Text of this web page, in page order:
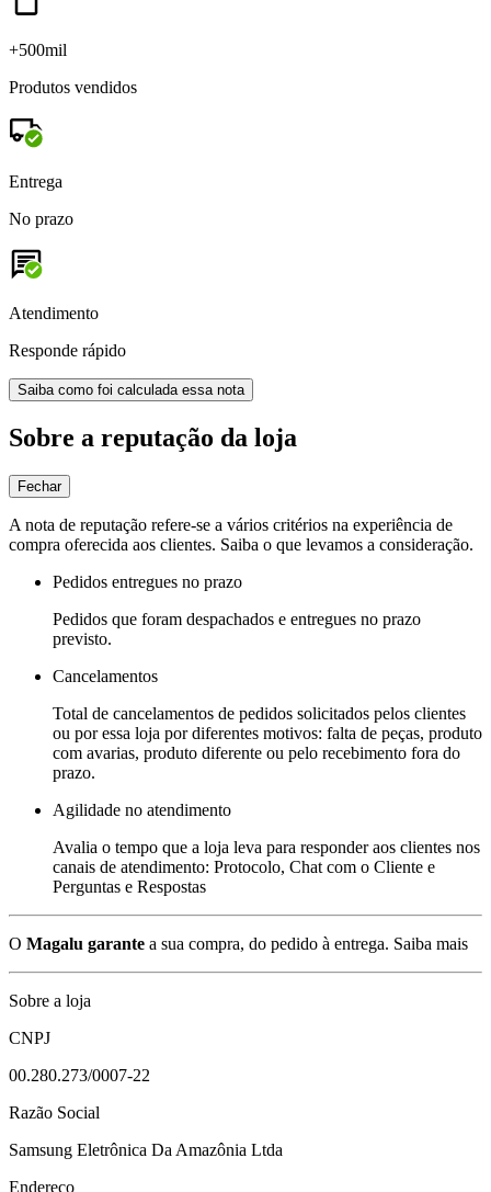
+500mil
Produtos vendidos
Entrega
No prazo
Atendimento
Responde rápido
Saiba como foi calculada essa nota
Sobre a reputação da loja
Fechar
A nota de reputação refere-se a vários critérios na experiência de
compra oferecida aos clientes. Saiba o que levamos a consideração.
Pedidos entregues no prazo
Pedidos que foram despachados e entregues no prazo
previsto.
Cancelamentos
Total de cancelamentos de pedidos solicitados pelos clientes
ou por essa loja por diferentes motivos: falta de peças, produto
com avarias, produto diferente ou pelo recebimento fora do
prazo.
Agilidade no atendimento
Avalia o tempo que a loja leva para responder aos clientes nos
canais de atendimento: Protocolo, Chat com o Cliente e
Perguntas e Respostas
O Magalu garante a sua compra, do pedido à entrega. Saiba mais
Sobre a loja
CNPJ
00.280.273/0007-22
Razão Social
Samsung Eletrônica Da Amazônia Ltda
Endereço